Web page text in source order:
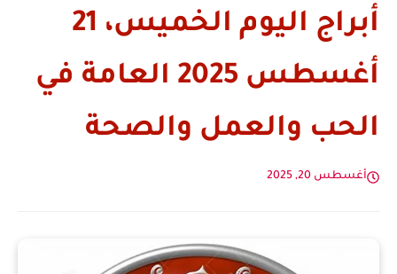
أبراج اليوم الخميس، 21
أغسطس 2025 العامة في
الحب والعمل والصحة
أغسطس 20, 2025